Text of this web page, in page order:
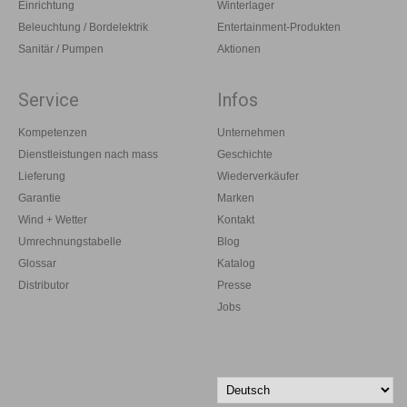
Einrichtung
Beleuchtung / Bordelektrik
Sanitär / Pumpen
Winterlager
Entertainment-Produkten
Aktionen
Service
Kompetenzen
Dienstleistungen nach mass
Lieferung
Garantie
Wind + Wetter
Umrechnungstabelle
Glossar
Distributor
Infos
Unternehmen
Geschichte
Wiederverkäufer
Marken
Kontakt
Blog
Katalog
Presse
Jobs